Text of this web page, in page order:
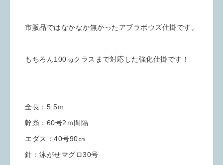
市販品ではなかなか無かったアブラボウズ仕掛です。
もちろん100㎏クラスまで対応した強化仕掛です！
全長：5.5ｍ
幹糸：60号2ｍ間隔
エダス：40号90㎝
針：泳がせマグロ30号